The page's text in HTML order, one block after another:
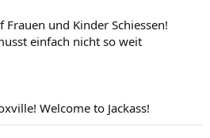
und Kinder Schiessen!
einfach nicht so weit
Welcome to Jackass!